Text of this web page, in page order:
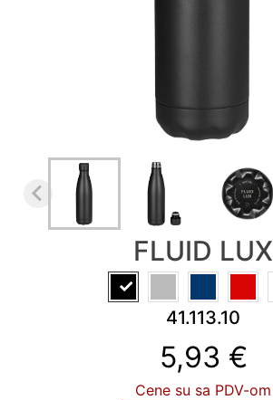
RASPRODAJA
FLUID LUX
41.113.10
5,93 €
Cene su sa PDV-om